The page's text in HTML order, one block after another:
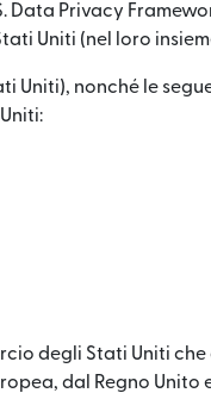
Data Privacy
Uniti (nel loro
Uniti), nonché le
degli Stati Uniti che
dal Regno Unito